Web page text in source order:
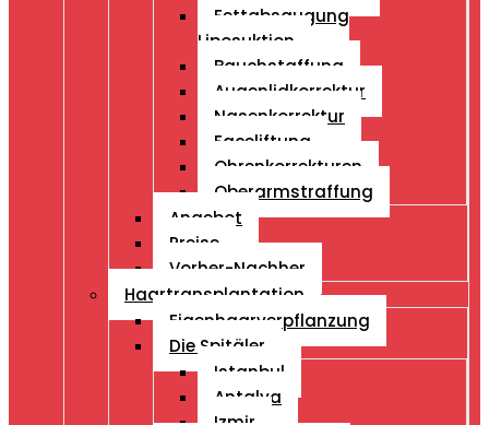
Fettabsaugung
Liposuktion
Bauchstaffung
Augenlidkorrektur
Nasenkorrektur
Faceliftung
Ohrenkorrekturen
Oberarmstraffung
Angebot
Preise
Vorher-Nachher
Haartransplantation
Eigenhaarverpflanzung
Die Spitäler
Istanbul
Antalya